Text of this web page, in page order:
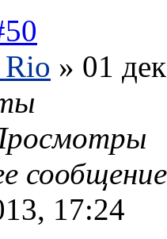
» 01
17:24